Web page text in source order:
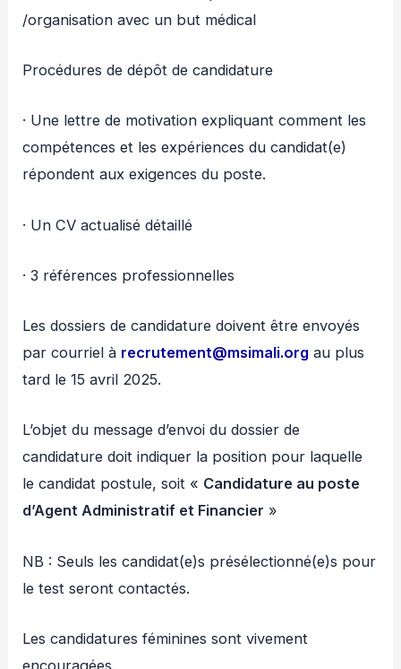
/organisation avec un but médical
Procédures de dépôt de candidature
· Une lettre de motivation expliquant comment les
compétences et les expériences du candidat(e)
répondent aux exigences du poste.
· Un CV actualisé détaillé
· 3 références professionnelles
Les dossiers de candidature doivent être envoyés
par courriel à recrutement@msimali.org au plus
tard le 15 avril 2025.
L’objet du message d’envoi du dossier de
candidature doit indiquer la position pour laquelle
le candidat postule, soit « Candidature au poste
d’Agent Administratif et Financier »
NB : Seuls les candidat(e)s présélectionné(e)s pour
le test seront contactés.
Les candidatures féminines sont vivement
encouragées.